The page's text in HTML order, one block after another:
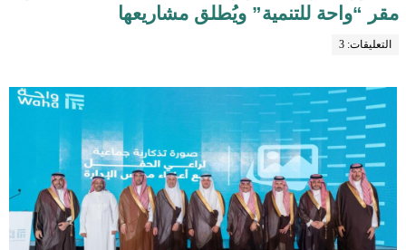
مقر “واحة للتنمية” ويُطلق مشاريعها
التعليقات: 3